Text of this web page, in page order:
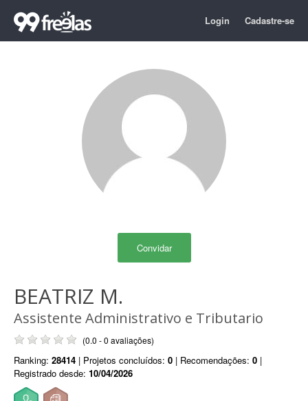
Login Cadastre-se
Convidar
BEATRIZ M.
Assistente Administrativo e Tributario
(0.0 - 0 avaliações)
Ranking: 28414 | Projetos concluídos: 0 | Recomendações: 0 |
Registrado desde: 10/04/2026